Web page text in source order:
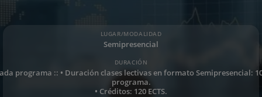
LUGAR/MODALIDAD
Semipresencial
DURACIÓN
programa :: • Duración clases lectivas en formato Semipresencial:
programa.
• Créditos: 120 ECTS.